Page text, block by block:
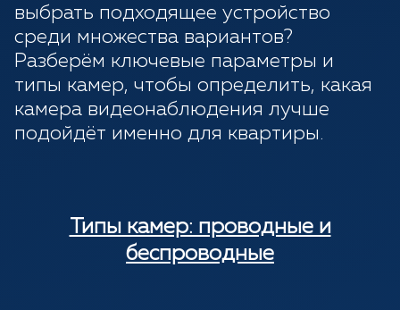
выбрать подходящее устройство
среди множества вариантов?
Разберём ключевые параметры и
типы камер, чтобы определить, какая
камера видеонаблюдения лучше
подойдёт именно для квартиры.
Типы камер: проводные и
беспроводные